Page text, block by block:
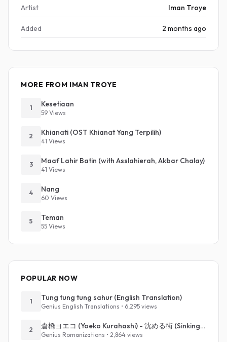
Artist
Iman Troye
Added 2 months ago
MORE FROM IMAN TROYE
1 Kesetiaan
59 Views
2 Khianati (OST Khianat Yang Terpilih)
41 Views
3 Maaf Lahir Batin (with Asslahierah, Akbar Chalay)
41 Views
4 Nang
60 Views
5 Teman
55 Views
POPULAR NOW
1 Tung tung tung sahur (English Translation)
Genius English Translations • 6,295 views
2 倉橋ヨエコ (Yoeko Kurahashi) - 沈める街 (Sinking Town) (Romanized)
Genius Romanizations • 2,864 views